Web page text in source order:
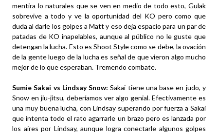
mentira lo naturales que se ven en medio de todo esto, Gulak
sobrevive a todo y ve la oportunidad del KO pero como que
duda al darle los golpes a Matt y eso deja espacio para un par de
patadas de KO inapelables, aunque al público no le guste que
detengan la lucha. Esto es Shoot Style como se debe, la ovación
de la gente luego de la lucha es señal de que vieron algo mucho
mejor de lo que esperaban. Tremendo combate.
Sumie Sakai vs Lindsay Snow: Sakai tiene una base en judo, y
Snow en jiu-jitsu, deberíamos ver algo genial. Efectivamente es
una muy buena lucha, con Lindsay superando por fuerza a Sakai
que intenta todo el rato agarrarle un brazo pero es lanzada por
los aires por Lindsay, aunque logra conectarle algunos golpes